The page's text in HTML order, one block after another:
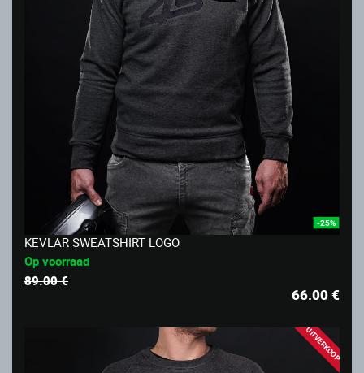
-25%
KEVLAR SWEATSHIRT LOGO
Op voorraad
89.00 €
66.00€
UITVERKOOP